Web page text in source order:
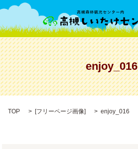
enjoy_016
TOP [フリーページ画像] enjoy_016